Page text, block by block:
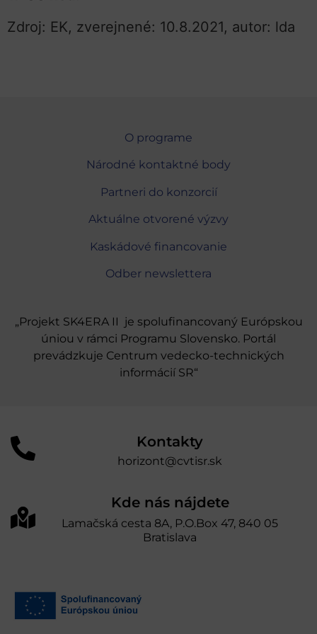
Zdroj: EK, zverejnené: 10.8.2021, autor: lda
O programe
Národné kontaktné body
Partneri do konzorcií
Aktuálne otvorené výzvy
Kaskádové financovanie
Odber newslettera
„Projekt SK4ERA II je spolufinancovaný Európskou
úniou v rámci Programu Slovensko. Portál
prevádzkuje Centrum vedecko-technických
informácií SR“
Kontakty
horizont@cvtisr.sk
Kde nás nájdete
Lamačská cesta 8A, P.O.Box 47, 840 05
Bratislava